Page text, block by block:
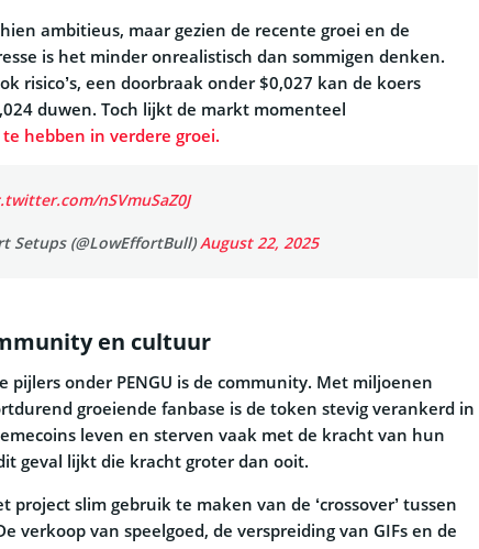
ambitieus, maar gezien de recente groei en de
is het minder onrealistisch dan sommigen denken.
risico’s, een doorbraak onder $0,027 kan de koers
duwen. Toch lijkt de markt momenteel
hebben in verdere groei.
nSVmuSaZ0J
Setups (@LowEffortBull)August 22, 2025
en cultuur
pijlers onder PENGU is de community. Met miljoenen
groeiende fanbase is de token stevig verankerd in
leven en sterven vaak met de kracht van hun
geval lijkt die kracht groter dan ooit.
project slim gebruik te maken van de ‘crossover’ tussen
verkoop van speelgoed, de verspreiding van GIFs en de